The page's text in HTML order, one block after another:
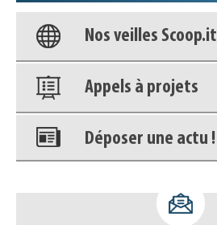
Nos veilles Scoop.it
Appels à projets
Déposer une actu !
déconnecter)